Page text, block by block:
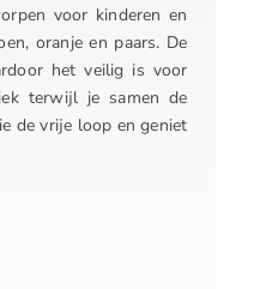
voor kinderen en
oranje en paars. De
het veilig is voor
terwijl je samen de
de vrije loop en geniet